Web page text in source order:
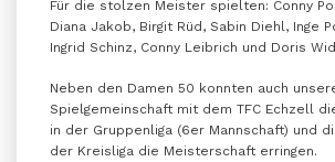
Für die stolzen Meister spielten: Conny
Diana Jakob, Birgit Rüd, Sabin Diehl, Inge
Ingrid Schinz, Conny Leibrich und Doris
Neben den Damen 50 konnten auch
Spielgemeinschaft mit dem TFC Echzell
in der Gruppenliga (6er Mannschaft) und
der Kreisliga die Meisterschaft erringen.